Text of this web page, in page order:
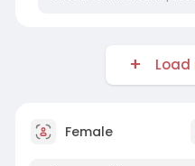
Female